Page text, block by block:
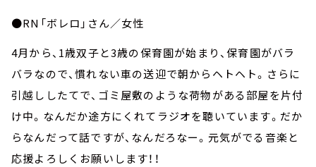
●RN「ボレロ」さん／女性
4月から、1歳双子と3歳の保育園が始まり、保育園がバラ
バラなので、慣れない車の送迎で朝からヘトヘト。さらに
引越ししたてで、ゴミ屋敷のような荷物がある部屋を片付
け中。なんだか途方にくれてラジオを聴いています。だか
らなんだって話ですが、なんだろなー。元気がでる音楽と
応援よろしくお願いします！！